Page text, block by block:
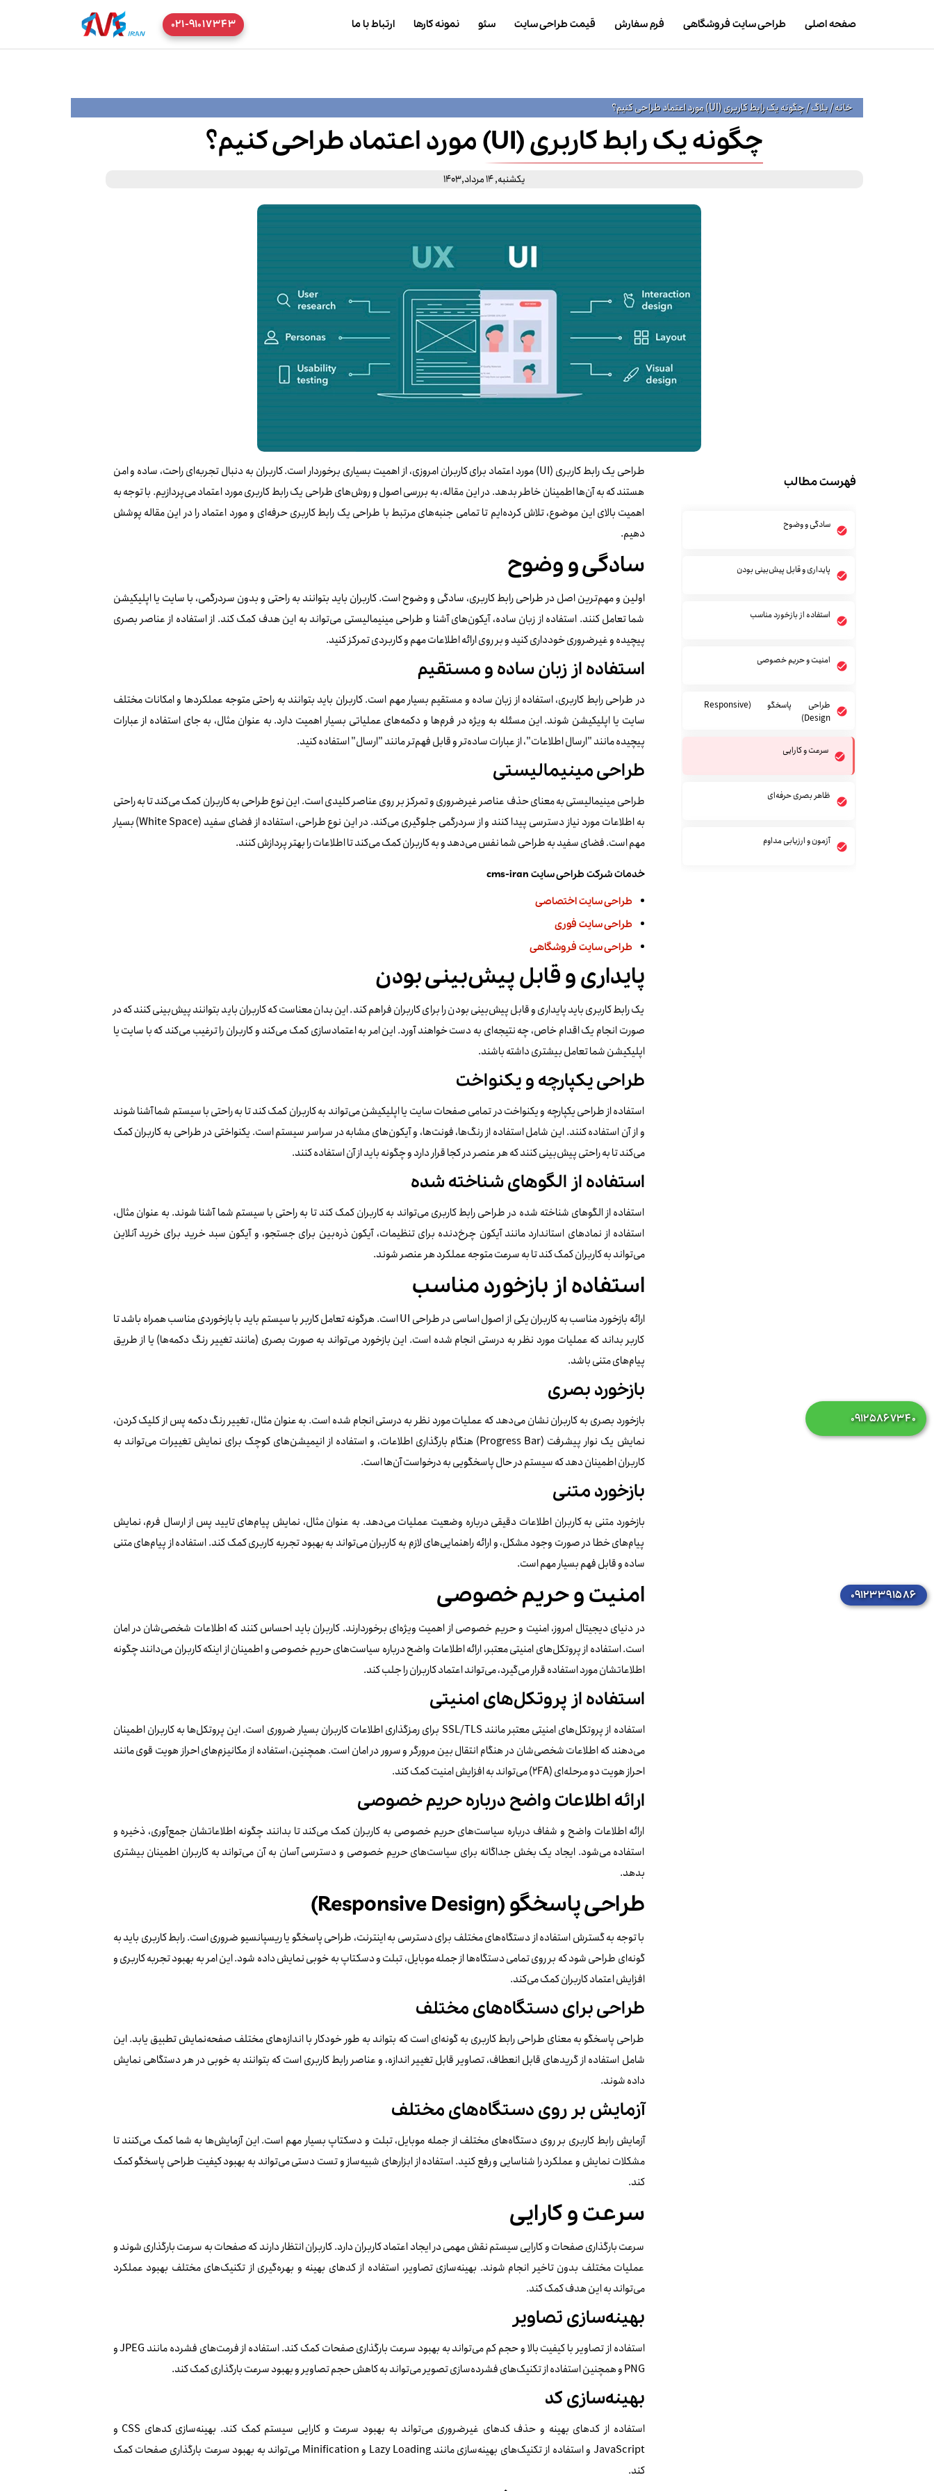
صفحه اصلی طراحی سایت فروشگاهی فرم سفارش قیمت طراحی سایت سئو نمونه کارها ارتباط با ما ۰۲۱-۹۱۰۱۷۳۴۳
خانه/بلاگ/چگونه یک رابط کاربری (UI) مورد اعتماد طراحی کنیم؟
چگونه یک رابط کاربری (UI) مورد اعتماد طراحی کنیم؟
یکشنبه, 14 مرداد,1403
فهرست مطالب
سادگی و وضوح
پایداری و قابل پیش‌بینی بودن
استفاده از بازخورد مناسب
امنیت و حریم خصوصی
طراحی پاسخگو (Responsive
Design)
سرعت و کارایی
ظاهر بصری حرفه‌ای
آزمون و ارزیابی مداوم
طراحی یک رابط کاربری (UI) مورد اعتماد برای کاربران امروزی، از اهمیت بسیاری برخوردار است. کاربران به دنبال تجربه‌ای راحت، ساده و امن
هستند که به آن‌ها اطمینان خاطر بدهد. در این مقاله، به بررسی اصول و روش‌های طراحی یک رابط کاربری مورد اعتماد می‌پردازیم. با توجه به
اهمیت بالای این موضوع، تلاش کرده‌ایم تا تمامی جنبه‌های مرتبط با طراحی یک رابط کاربری حرفه‌ای و مورد اعتماد را در این مقاله پوشش
دهیم.
سادگی و وضوح
اولین و مهم‌ترین اصل در طراحی رابط کاربری، سادگی و وضوح است. کاربران باید بتوانند به راحتی و بدون سردرگمی، با سایت یا اپلیکیشن
شما تعامل کنند. استفاده از زبان ساده، آیکون‌های آشنا و طراحی مینیمالیستی می‌تواند به این هدف کمک کند. از استفاده از عناصر بصری
پیچیده و غیرضروری خودداری کنید و بر روی ارائه اطلاعات مهم و کاربردی تمرکز کنید.
استفاده از زبان ساده و مستقیم
در طراحی رابط کاربری، استفاده از زبان ساده و مستقیم بسیار مهم است. کاربران باید بتوانند به راحتی متوجه عملکردها و امکانات مختلف
سایت یا اپلیکیشن شوند. این مسئله به ویژه در فرم‌ها و دکمه‌های عملیاتی بسیار اهمیت دارد. به عنوان مثال، به جای استفاده از عبارات
پیچیده مانند "ارسال اطلاعات"، از عبارات ساده‌تر و قابل فهم‌تر مانند "ارسال" استفاده کنید.
طراحی مینیمالیستی
طراحی مینیمالیستی به معنای حذف عناصر غیرضروری و تمرکز بر روی عناصر کلیدی است. این نوع طراحی به کاربران کمک می‌کند تا به راحتی
به اطلاعات مورد نیاز دسترسی پیدا کنند و از سردرگمی جلوگیری می‌کند. در این نوع طراحی، استفاده از فضای سفید (White Space) بسیار
مهم است. فضای سفید به طراحی شما نفس می‌دهد و به کاربران کمک می‌کند تا اطلاعات را بهتر پردازش کنند.
خدمات شرکت طراحی سایت cms-iran
طراحی سایت اختصاصی
طراحی سایت فوری
طراحی سایت فروشگاهی
پایداری و قابل پیش‌بینی بودن
یک رابط کاربری باید پایداری و قابل پیش‌بینی بودن را برای کاربران فراهم کند. این بدان معناست که کاربران باید بتوانند پیش‌بینی کنند که در
صورت انجام یک اقدام خاص، چه نتیجه‌ای به دست خواهند آورد. این امر به اعتمادسازی کمک می‌کند و کاربران را ترغیب می‌کند که با سایت یا
اپلیکیشن شما تعامل بیشتری داشته باشند.
طراحی یکپارچه و یکنواخت
استفاده از طراحی یکپارچه و یکنواخت در تمامی صفحات سایت یا اپلیکیشن می‌تواند به کاربران کمک کند تا به راحتی با سیستم شما آشنا شوند
و از آن استفاده کنند. این شامل استفاده از رنگ‌ها، فونت‌ها، و آیکون‌های مشابه در سراسر سیستم است. یکنواختی در طراحی به کاربران کمک
می‌کند تا به راحتی پیش‌بینی کنند که هر عنصر در کجا قرار دارد و چگونه باید از آن استفاده کنند.
استفاده از الگوهای شناخته شده
استفاده از الگوهای شناخته شده در طراحی رابط کاربری می‌تواند به کاربران کمک کند تا به راحتی با سیستم شما آشنا شوند. به عنوان مثال،
استفاده از نمادهای استاندارد مانند آیکون چرخ‌دنده برای تنظیمات، آیکون ذره‌بین برای جستجو، و آیکون سبد خرید برای خرید آنلاین
می‌تواند به کاربران کمک کند تا به سرعت متوجه عملکرد هر عنصر شوند.
استفاده از بازخورد مناسب
ارائه بازخورد مناسب به کاربران یکی از اصول اساسی در طراحی UI است. هرگونه تعامل کاربر با سیستم باید با بازخوردی مناسب همراه باشد تا
کاربر بداند که عملیات مورد نظر به درستی انجام شده است. این بازخورد می‌تواند به صورت بصری (مانند تغییر رنگ دکمه‌ها) یا از طریق
پیام‌های متنی باشد.
بازخورد بصری
بازخورد بصری به کاربران نشان می‌دهد که عملیات مورد نظر به درستی انجام شده است. به عنوان مثال، تغییر رنگ دکمه پس از کلیک کردن،
نمایش یک نوار پیشرفت (Progress Bar) هنگام بارگذاری اطلاعات، و استفاده از انیمیشن‌های کوچک برای نمایش تغییرات می‌تواند به
کاربران اطمینان دهد که سیستم در حال پاسخگویی به درخواست آن‌ها است.
بازخورد متنی
بازخورد متنی به کاربران اطلاعات دقیقی درباره وضعیت عملیات می‌دهد. به عنوان مثال، نمایش پیام‌های تایید پس از ارسال فرم، نمایش
پیام‌های خطا در صورت وجود مشکل، و ارائه راهنمایی‌های لازم به کاربران می‌تواند به بهبود تجربه کاربری کمک کند. استفاده از پیام‌های متنی
ساده و قابل فهم بسیار مهم است.
امنیت و حریم خصوصی
در دنیای دیجیتال امروز، امنیت و حریم خصوصی از اهمیت ویژه‌ای برخوردارند. کاربران باید احساس کنند که اطلاعات شخصی‌شان در امان
است. استفاده از پروتکل‌های امنیتی معتبر، ارائه اطلاعات واضح درباره سیاست‌های حریم خصوصی و اطمینان از اینکه کاربران می‌دانند چگونه
اطلاعاتشان مورد استفاده قرار می‌گیرد، می‌تواند اعتماد کاربران را جلب کند.
استفاده از پروتکل‌های امنیتی
استفاده از پروتکل‌های امنیتی معتبر مانند SSL/TLS برای رمزگذاری اطلاعات کاربران بسیار ضروری است. این پروتکل‌ها به کاربران اطمینان
می‌دهند که اطلاعات شخصی‌شان در هنگام انتقال بین مرورگر و سرور در امان است. همچنین، استفاده از مکانیزم‌های احراز هویت قوی مانند
احراز هویت دو مرحله‌ای (2FA) می‌تواند به افزایش امنیت کمک کند.
ارائه اطلاعات واضح درباره حریم خصوصی
ارائه اطلاعات واضح و شفاف درباره سیاست‌های حریم خصوصی به کاربران کمک می‌کند تا بدانند چگونه اطلاعاتشان جمع‌آوری، ذخیره و
استفاده می‌شود. ایجاد یک بخش جداگانه برای سیاست‌های حریم خصوصی و دسترسی آسان به آن می‌تواند به کاربران اطمینان بیشتری
بدهد.
طراحی پاسخگو (Responsive Design)
با توجه به گسترش استفاده از دستگاه‌های مختلف برای دسترسی به اینترنت، طراحی پاسخگو یا ریسپانسیو ضروری است. رابط کاربری باید به
گونه‌ای طراحی شود که بر روی تمامی دستگاه‌ها از جمله موبایل، تبلت و دسکتاپ به خوبی نمایش داده شود. این امر به بهبود تجربه کاربری و
افزایش اعتماد کاربران کمک می‌کند.
طراحی برای دستگاه‌های مختلف
طراحی پاسخگو به معنای طراحی رابط کاربری به گونه‌ای است که بتواند به طور خودکار با اندازه‌های مختلف صفحه‌نمایش تطبیق یابد. این
شامل استفاده از گریدهای قابل انعطاف، تصاویر قابل تغییر اندازه، و عناصر رابط کاربری است که بتوانند به خوبی در هر دستگاهی نمایش
داده شوند.
آزمایش بر روی دستگاه‌های مختلف
آزمایش رابط کاربری بر روی دستگاه‌های مختلف از جمله موبایل، تبلت و دسکتاپ بسیار مهم است. این آزمایش‌ها به شما کمک می‌کنند تا
مشکلات نمایش و عملکرد را شناسایی و رفع کنید. استفاده از ابزارهای شبیه‌ساز و تست دستی می‌تواند به بهبود کیفیت طراحی پاسخگو کمک
کند.
سرعت و کارایی
سرعت بارگذاری صفحات و کارایی سیستم نقش مهمی در ایجاد اعتماد کاربران دارد. کاربران انتظار دارند که صفحات به سرعت بارگذاری شوند و
عملیات مختلف بدون تاخیر انجام شوند. بهینه‌سازی تصاویر، استفاده از کدهای بهینه و بهره‌گیری از تکنیک‌های مختلف بهبود عملکرد
می‌تواند به این هدف کمک کند.
بهینه‌سازی تصاویر
استفاده از تصاویر با کیفیت بالا و حجم کم می‌تواند به بهبود سرعت بارگذاری صفحات کمک کند. استفاده از فرمت‌های فشرده مانند JPEG و
PNG و همچنین استفاده از تکنیک‌های فشرده‌سازی تصویر می‌تواند به کاهش حجم تصاویر و بهبود سرعت بارگذاری کمک کند.
بهینه‌سازی کد
استفاده از کدهای بهینه و حذف کدهای غیرضروری می‌تواند به بهبود سرعت و کارایی سیستم کمک کند. بهینه‌سازی کدهای CSS و
JavaScript و استفاده از تکنیک‌های بهینه‌سازی مانند Lazy Loading و Minification می‌تواند به بهبود سرعت بارگذاری صفحات کمک
کند.
۰۹۱۲۵۸۶۷۳۴۰
۰۹۱۲۳۳۹۱۵۸۶